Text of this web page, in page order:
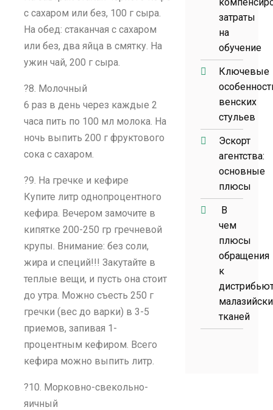
с сахаром или без, 100 г сыра.
На обед: стаканчая с сахаром
или без, два яйца в смятку. На
ужин чай, 200 г сыра.
?8. Молочный
6 раз в день через каждые 2
часа пить по 100 мл молока. На
ночь выпить 200 г фруктового
сока с сахаром.
?9. На гречке и кефире
Купите литр однопроцентного
кефира. Вечером замочите в
кипятке 200-250 гр гречневой
крупы. Внимание: без соли,
жира и специй!!! Закутайте в
теплые вещи, и пусть она стоит
до утра. Можно съесть 250 г
гречки (вес до варки) в 3-5
приемов, запивая 1-
процентным кефиром. Всего
кефира можно выпить литр.
?10. Морковно-свекольно-
яичный
затраты
на
обучение
Ключевые
венских
стульев
Эскорт
агентства:
основные
плюсы
В
чем
плюсы
обращения
к
тканей